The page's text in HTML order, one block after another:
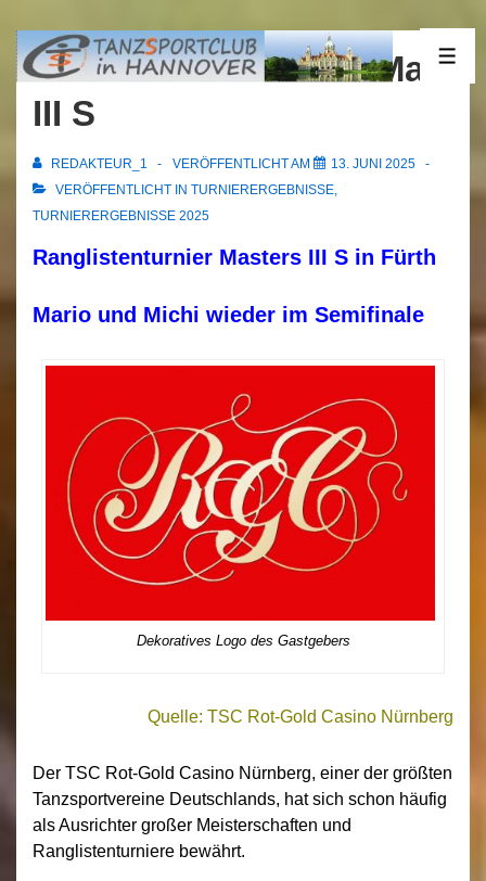
Zum
Inhalt31.05.2025 Fürth RL Mas
III S
REDAKTEUR_1 VERÖFFENTLICHT AM
13. JUNI 2025
VERÖFFENTLICHT IN TURNIERERGEBNISSE,
TURNIERERGEBNISSE 2025
Ranglistenturnier Masters III S in Fürth
Mario und Michi wieder im Semifinale
Dekoratives Logo des Gastgebers
Quelle: TSC Rot-Gold Casino Nürnberg
Der TSC Rot-Gold Casino Nürnberg, einer der größten
Tanzsportvereine Deutschlands, hat sich schon häufig
als Ausrichter großer Meisterschaften und
Ranglistenturniere bewährt.